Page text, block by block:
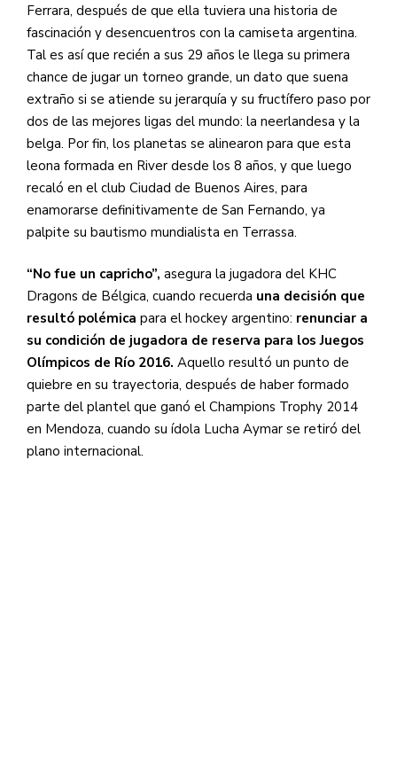
Ferrara, después de que ella tuviera una historia de
fascinación y desencuentros con la camiseta argentina.
Tal es así que recién a sus 29 años le llega su primera
chance de jugar un torneo grande, un dato que suena
extraño si se atiende su jerarquía y su fructífero paso por
dos de las mejores ligas del mundo: la neerlandesa y la
belga. Por fin, los planetas se alinearon para que esta
leona formada en River desde los 8 años, y que luego
recaló en el club Ciudad de Buenos Aires, para
enamorarse definitivamente de San Fernando, ya
palpite su bautismo mundialista en Terrassa.
“No fue un capricho”, asegura la jugadora del KHC
Dragons de Bélgica, cuando recuerda una decisión que
resultó polémica para el hockey argentino: renunciar a
su condición de jugadora de reserva para los Juegos
Olímpicos de Río 2016. Aquello resultó un punto de
quiebre en su trayectoria, después de haber formado
parte del plantel que ganó el Champions Trophy 2014
en Mendoza, cuando su ídola Lucha Aymar se retiró del
plano internacional.